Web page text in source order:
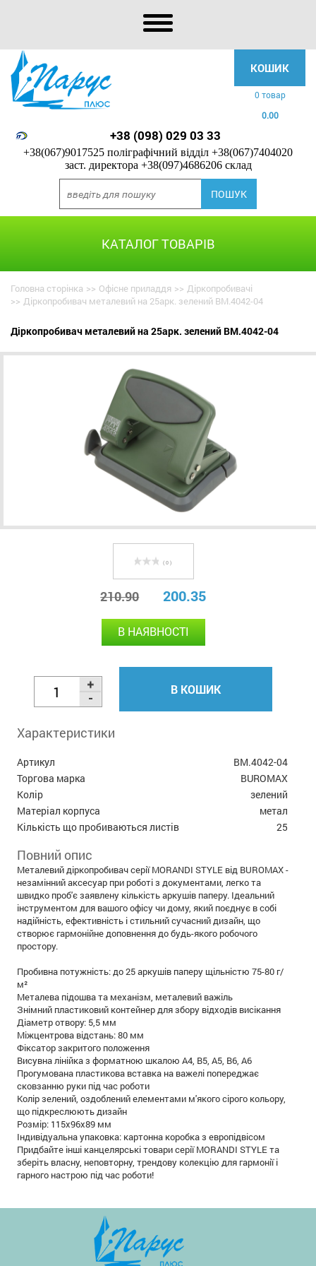
КОШИК
0 товар
0.00
+38 (098) 029 03 33
+38(067)9017525 поліграфічний відділ +38(067)7404020
заст. директора +38(097)4686206 склад
КАТАЛОГ ТОВАРІВ
Головна сторінка >> Офісне приладдя >> Діркопробивачі
>> Діркопробивач металевий на 25арк. зелений BM.4042-04
Діркопробивач металевий на 25арк. зелений BM.4042-04
( 0 )
210.90 200.35
В НАЯВНОСТІ
В КОШИК
Характеристики
Артикул
BM.4042-04
Торгова марка
BUROMAX
Колір
зелений
Матеріал корпуса
метал
Кількість що пробиваються листів
25
Повний опис
Металевий діркопробивач серії MORANDI STYLE від BUROMAX -
незамінний аксесуар при роботі з документами, легко та
швидко проб'є заявлену кількість аркушів паперу. Ідеальний
інструментом для вашого офісу чи дому, який поєднує в собі
надійність, ефективність і стильний сучасний дизайн, що
створює гармонійне доповнення до будь-якого робочого
простору.
Пробивна потужність: до 25 аркушів паперу щільністю 75-80 г/
м²
Металева підошва та механізм, металевий важіль
Знімний пластиковий контейнер для збору відходів висікання
Діаметр отвору: 5,5 мм
Міжцентрова відстань: 80 мм
Фіксатор закритого положення
Висувна лінійка з форматною шкалою А4, B5, А5, B6, А6
Прогумована пластикова вставка на важелі попереджає
сковзанню руки під час роботи
Колір зелений, оздоблений елементами м'якого сірого кольору,
що підкреслюють дизайн
Розмір: 115х96х89 мм
Індивідуальна упаковка: картонна коробка з европідвісом
Придбайте інші канцелярські товари серії MORANDI STYLE та
зберіть власну, неповторну, трендову колекцію для гармонії і
гарного настрою під час роботи!